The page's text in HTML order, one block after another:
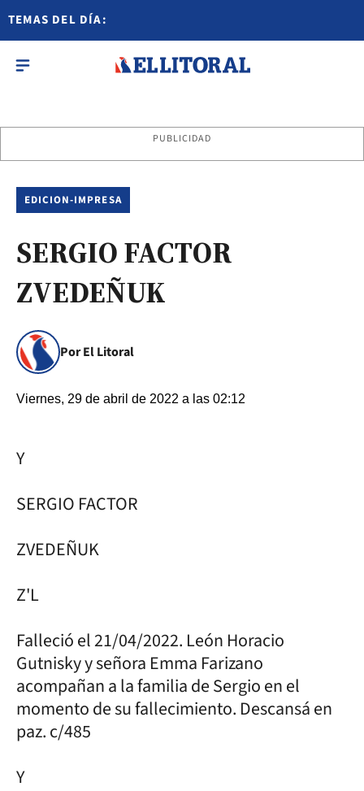
TEMAS DEL DÍA:
PUBLICIDAD
EDICION-IMPRESA
SERGIO FACTOR
ZVEDEÑUK
Por El Litoral
Viernes, 29 de abril de 2022 a las 02:12
Y
SERGIO FACTOR
ZVEDEÑUK
Z'L
Falleció el 21/04/2022. León Horacio
Gutnisky y señora Emma Farizano
acompañan a la familia de Sergio en el
momento de su fallecimiento. Descansá en
paz. c/485
Y